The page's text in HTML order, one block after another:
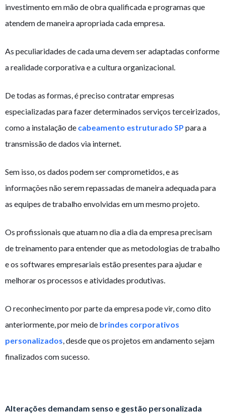
investimento em mão de obra qualificada e programas que
atendem de maneira apropriada cada empresa.
As peculiaridades de cada uma devem ser adaptadas conforme
a realidade corporativa e a cultura organizacional.
De todas as formas, é preciso contratar empresas
especializadas para fazer determinados serviços terceirizados,
como a instalação de cabeamento estruturado SP para a
transmissão de dados via internet.
Sem isso, os dados podem ser comprometidos, e as
informações não serem repassadas de maneira adequada para
as equipes de trabalho envolvidas em um mesmo projeto.
Os profissionais que atuam no dia a dia da empresa precisam
de treinamento para entender que as metodologias de trabalho
e os softwares empresariais estão presentes para ajudar e
melhorar os processos e atividades produtivas.
O reconhecimento por parte da empresa pode vir, como dito
anteriormente, por meio de brindes corporativos
personalizados, desde que os projetos em andamento sejam
finalizados com sucesso.
Alterações demandam senso e gestão personalizada